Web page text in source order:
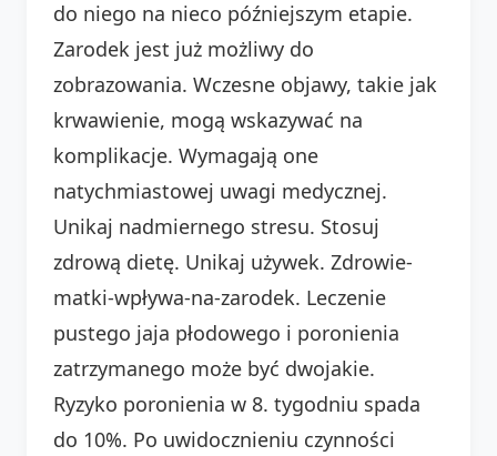
do niego na nieco późniejszym etapie.
Zarodek jest już możliwy do
zobrazowania. Wczesne objawy, takie jak
krwawienie, mogą wskazywać na
komplikacje. Wymagają one
natychmiastowej uwagi medycznej.
Unikaj nadmiernego stresu. Stosuj
zdrową dietę. Unikaj używek. Zdrowie-
matki-wpływa-na-zarodek. Leczenie
pustego jaja płodowego i poronienia
zatrzymanego może być dwojakie.
Ryzyko poronienia w 8. tygodniu spada
do 10%. Po uwidocznieniu czynności